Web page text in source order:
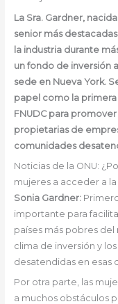
La Sra. Gardner,
senior más
la industria durante
un fondo de inversión
sede en Nueva York.
papel como la
FNUDC para
propietarias de
comunidades
Noticias de la ONU:
mujeres a acceder a
Sonia Gardner:
importante para
países más pobres del
clima de inversión y
desatendidas en esas
Por otra parte, las
a muchos obstáculos